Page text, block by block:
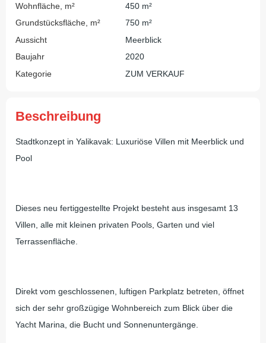
Wohnfläche, m²
450 m²
Grundstücksfläche, m²
750 m²
Aussicht
Meerblick
Baujahr
2020
Kategorie
ZUM VERKAUF
Beschreibung
Stadtkonzept in Yalikavak: Luxuriöse Villen mit Meerblick und
Pool
Dieses neu fertiggestellte Projekt besteht aus insgesamt 13
Villen, alle mit kleinen privaten Pools, Garten und viel
Terrassenfläche.
Direkt vom geschlossenen, luftigen Parkplatz betreten, öffnet
sich der sehr großzügige Wohnbereich zum Blick über die
Yacht Marina, die Bucht und Sonnenuntergänge.